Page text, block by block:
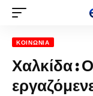
ΚΟΙΝΩΝΊΑ
Χαλκίδα :